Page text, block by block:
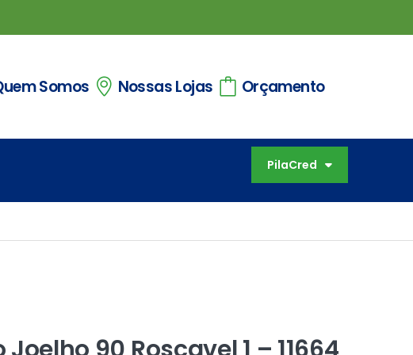
Somos Nossas Lojas Orçamento
PilaCred